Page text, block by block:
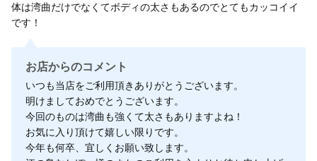
体は湾曲だけでなくてボディの太さもあるのでとてもカッコイイ
です！
お店からのコメント
いつも当店をご利用頂きありがとうございます。
明けましておめでとうございます。
今回のものは湾曲も強くて太さもありますよね！
お気に入り頂けて嬉しい限りです。
今年も何卒、宜しくお願い致します。